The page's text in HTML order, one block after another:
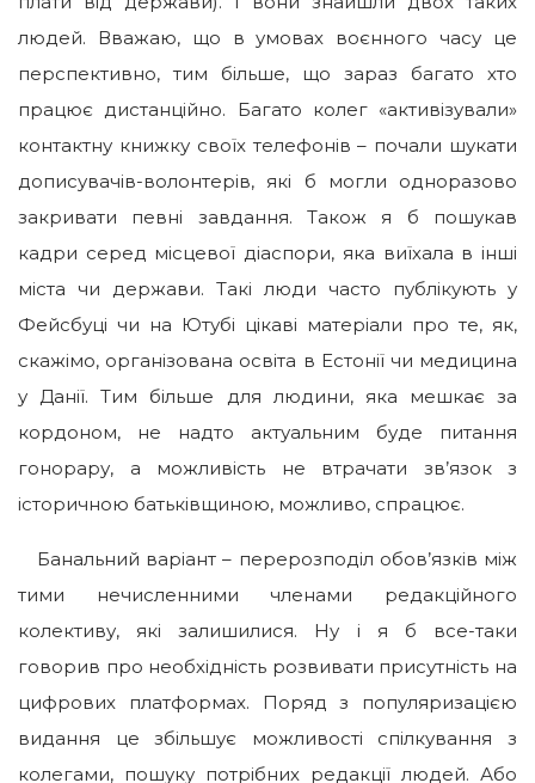
людей. Вважаю, що в умовах воєнного часу це
перспективно, тим більше, що зараз багато хто
працює дистанційно. Багато колег «активізували»
контактну книжку своїх телефонів – почали шукати
дописувачів-волонтерів, які б могли одноразово
закривати певні завдання. Також я б пошукав
кадри серед місцевої діаспори, яка виїхала в інші
міста чи держави. Такі люди часто публікують у
Фейсбуці чи на Ютубі цікаві матеріали про те, як,
скажімо, організована освіта в Естонії чи медицина
у Данії. Тим більше для людини, яка мешкає за
кордоном, не надто актуальним буде питання
гонорару, а можливість не втрачати зв’язок з
історичною батьківщиною, можливо, спрацює.
Банальний варіант – перерозподіл обов’язків між
тими нечисленними членами редакційного
колективу, які залишилися. Ну і я б все-таки
говорив про необхідність розвивати присутність на
цифрових платформах. Поряд з популяризацією
видання це збільшує можливості спілкування з
колегами, пошуку потрібних редакції людей. Або